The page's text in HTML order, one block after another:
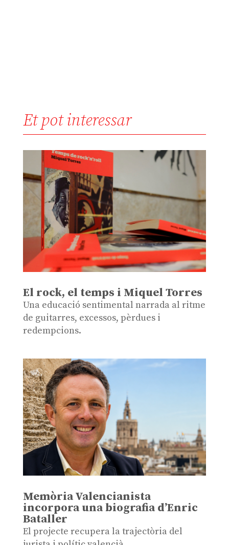
Et pot interessar
El rock, el temps i Miquel Torres
Una educació sentimental narrada al ritme
de guitarres, excessos, pèrdues i
redempcions.
Memòria Valencianista
incorpora una biografia d’Enric
Bataller
El projecte recupera la trajectòria del